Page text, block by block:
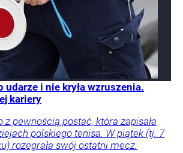
udarze i nie kryła wzruszenia.
kariery
z pewnością postać, która zapisała
polskiego tenisa. W piątek (tj. 7
rozegrała swój ostatni mecz.